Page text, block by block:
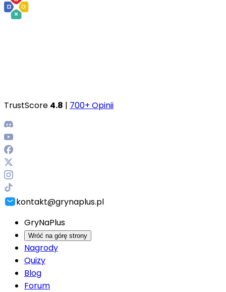
TrustScore 4.8 | 700+ Opinii
kontakt@grynaplus.pl
GryNaPlus
Wróć na górę strony
Nagrody
Quizy
Blog
Forum